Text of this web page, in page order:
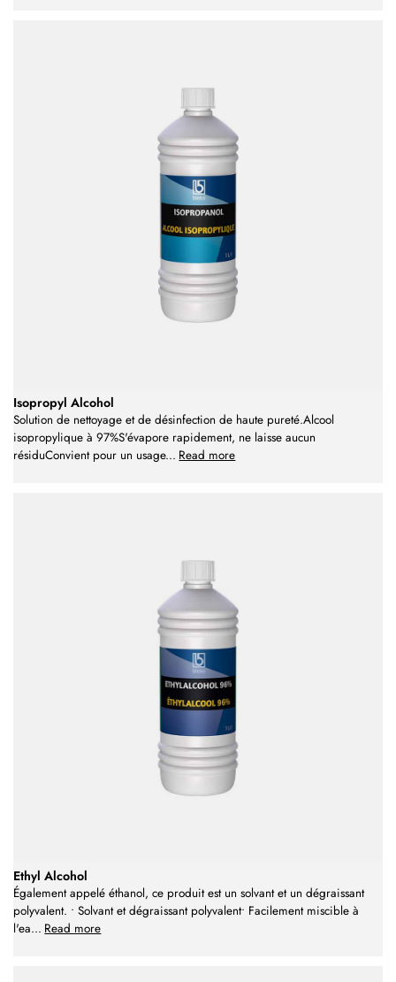
Isopropyl Alcohol
Solution de nettoyage et de désinfection de haute pureté.Alcool
isopropylique à 97%S'évapore rapidement, ne laisse aucun
résiduConvient pour un usage... Read more
Ethyl Alcohol
Également appelé éthanol, ce produit est un solvant et un dégraissant
polyvalent. • Solvant et dégraissant polyvalent• Facilement miscible à
l'ea... Read more